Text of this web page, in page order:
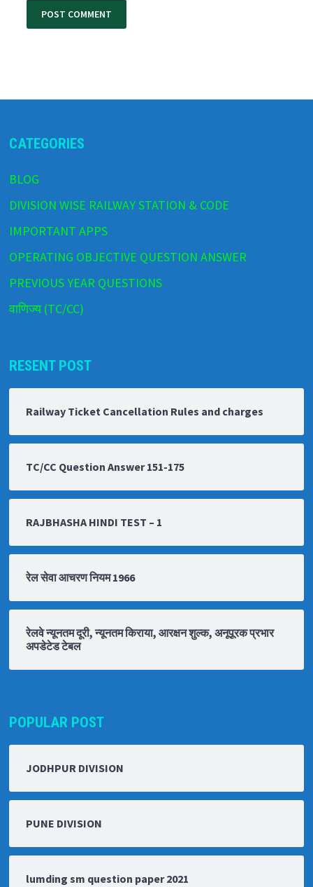
CATEGORIES
BLOG
DIVISION WISE RAILWAY STATION & CODE
IMPORTANT APPS
OPERATING OBJECTIVE QUESTION ANSWER
PREVIOUS YEAR QUESTIONS
वाणिज्य (TC/CC)
RESENT POST
Railway Ticket Cancellation Rules and charges
TC/CC Question Answer 151-175
RAJBHASHA HINDI TEST – 1
रेल सेवा आचरण नियम 1966
रेलवे न्यूनतम दूरी, न्यूनतम किराया, आरक्षन शुल्क, अनूपूरक प्रभार
अपडेटेड टेबल
POPULAR POST
JODHPUR DIVISION
PUNE DIVISION
lumding sm question paper 2021